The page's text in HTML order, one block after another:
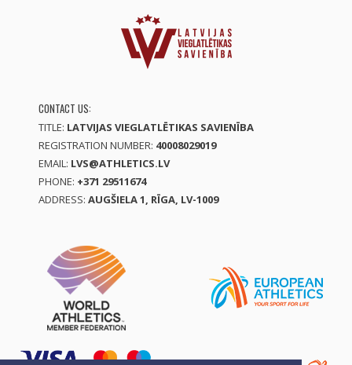
CONTACT US:
TITLE: LATVIJAS VIEGLATLĒTIKAS SAVIENĪBA
REGISTRATION NUMBER: 40008029019
EMAIL: LVS@ATHLETICS.LV
PHONE: +371 29511674
ADDRESS: AUGŠIELA 1, RĪGA, LV-1009